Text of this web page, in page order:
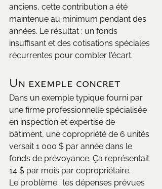
anciens, cette contribution a été
maintenue au minimum pendant des
années. Le résultat : un fonds
insuffisant et des cotisations spéciales
récurrentes pour combler l'écart.
Un exemple concret
Dans un exemple typique fourni par
une firme professionnelle spécialisée
en inspection et expertise de
bâtiment, une copropriété de 6 unités
versait 1 000 $ par année dans le
fonds de prévoyance. Ça représentait
14 $ par mois par copropriétaire.
Le problème : les dépenses prévues